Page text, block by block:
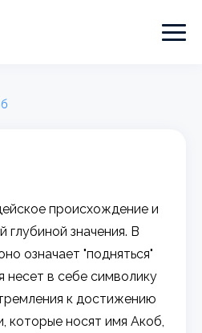
происхождение и
глубиной значения. В
означает "подняться"
несет в себе символику
к достижению
которые носят имя Акоб,